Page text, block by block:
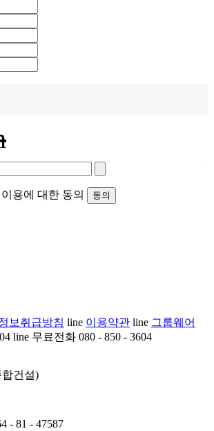
용에 대한 동의 동의
보취급방침 line 이용약관 line 그룹웨어
line 무료전화 080 - 850 - 3604
건설)
- 81 - 47587